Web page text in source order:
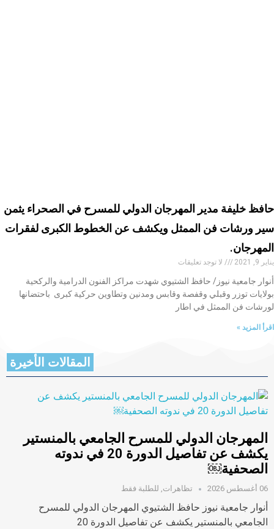
حافظ خليفة مدير المهرجان الدولي للمسرح في الصحراء يثمن
سير ورشات فن الممثل ويكشف عن الخطوط الكبرى لفقرات
المهرجان.
يناير 9, 2021 لا توجد تعليقات
أنوار جامعية نيوز/ حافظ الشتيوي شهدت مراكز الفنون الدرامية والركحية
بولايات توزر وقبلي وقفصة وقابس ومدنين وتطاوين حركية كبرى باحتضانها
لورشات فن الممثل في اطار
اقرأ المزيد »
المقالات الأخيرة
المهرجان الدولي للمسرح الجامعي بالمنستير
يكشف عن تفاصيل الدورة 20 في ندوته
الصحفية￼
06 أغسطس 2026 تظاهرات, للطلبة فقط
أنوار جامعية نيوز حافظ الشتيوي المهرجان الدولي للمسرح
الجامعي بالمنستير يكشف عن تفاصيل الدورة 20